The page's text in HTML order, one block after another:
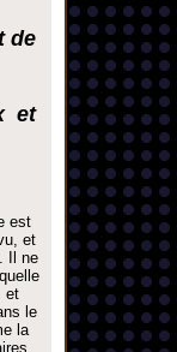
de
et
est
et
Il ne
et
le
la